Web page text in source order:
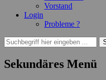
Vorstand
Login
Probleme ?
Suchen
Suchen
nach:
Sekundäres Menü